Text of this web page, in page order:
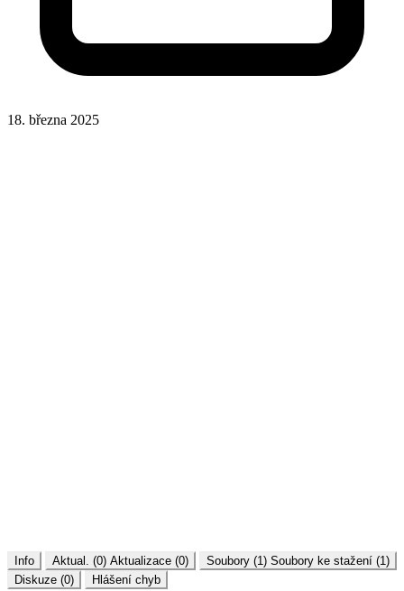
18. března 2025
Info Aktual. (0) Aktualizace (0) Soubory (1) Soubory ke stažení (1)
Diskuze (0)
Hlášení chyb